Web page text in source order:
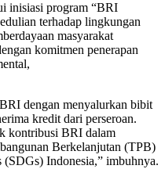
inisiasi program “BRI
terhadap lingkungan
masyarakat
komitmen penerapan
dengan menyalurkan bibit
kredit dari perseroan.
kontribusi BRI dalam
Berkelanjutan (TPB)
(SDGs) Indonesia,” imbuhnya.